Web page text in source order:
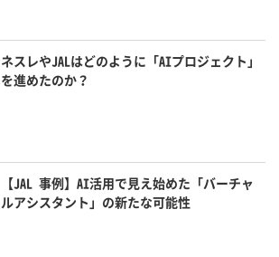
ネスレやJALはどのように「AIプロジェクト」
を進めたのか？
【JAL 事例】AI活用で見え始めた「バーチャ
ルアシスタント」の新たな可能性